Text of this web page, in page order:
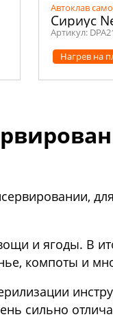
Автоклав
Сириус
Артикул:
Нагрев на
и ягоды. В
компоты и
сильно